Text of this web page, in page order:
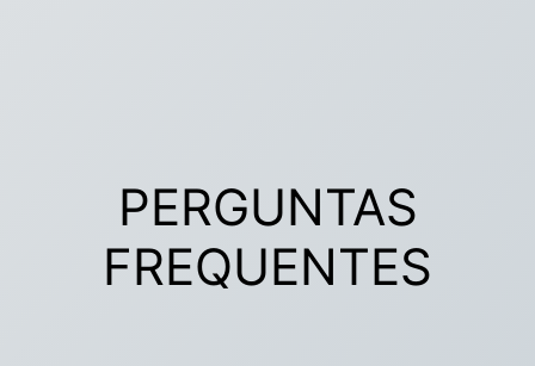
PERGUNTAS
FREQUENTES